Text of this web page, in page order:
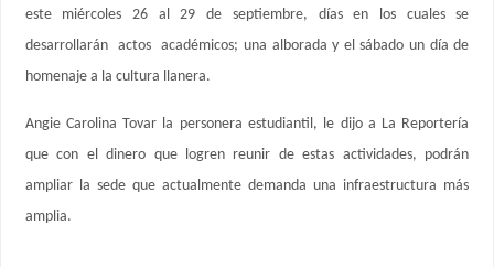
este miércoles 26 al 29 de septiembre, días en los cuales se
desarrollarán actos académicos; una alborada y el sábado un día de
homenaje a la cultura llanera.
Angie Carolina Tovar la personera estudiantil, le dijo a La Reportería
que con el dinero que logren reunir de estas actividades, podrán
ampliar la sede que actualmente demanda una infraestructura más
amplia.